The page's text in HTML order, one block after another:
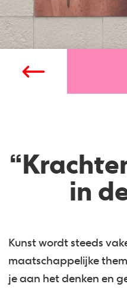
in
Kunst wordt steeds
maatschappelijke
je aan het denken en